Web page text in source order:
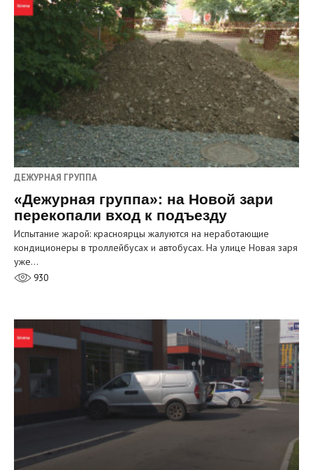
ДЕЖУРНАЯ ГРУППА
«Дежурная группа»: на Новой зари
перекопали вход к подъезду
Испытание жарой: красноярцы жалуются на неработающие
кондиционеры в троллейбусах и автобусах. На улице Новая заря
уже…
930